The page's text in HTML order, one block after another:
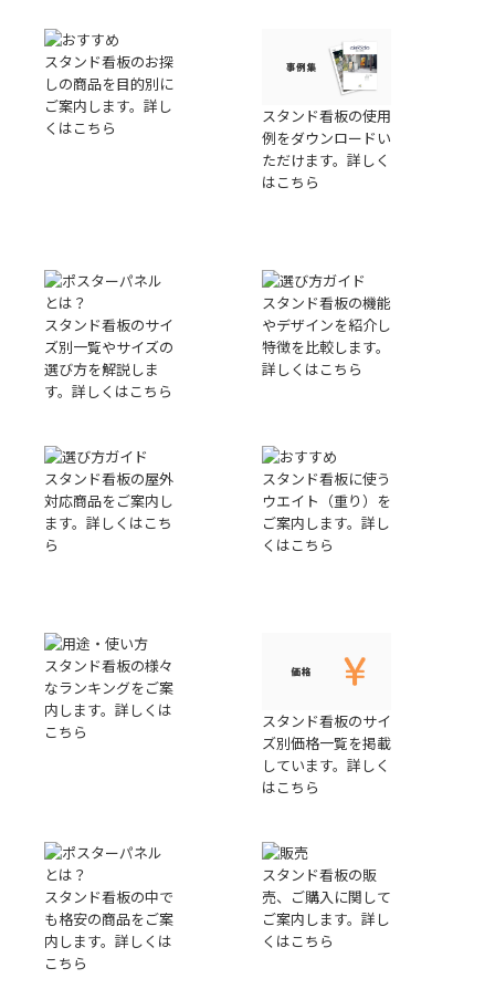
スタンド看板のお探
しの商品を目的別に
ご案内します。詳し
くはこちら
スタンド看板の使用
例をダウンロードい
ただけます。詳しく
はこちら
スタンド看板のサイ
ズ別一覧やサイズの
選び方を解説しま
す。詳しくはこちら
スタンド看板の機能
やデザインを紹介し
特徴を比較します。
詳しくはこちら
スタンド看板の屋外
対応商品をご案内し
ます。詳しくはこち
ら
スタンド看板に使う
ウエイト（重り）を
ご案内します。詳し
くはこちら
スタンド看板の様々
なランキングをご案
内します。詳しくは
こちら
スタンド看板のサイ
ズ別価格一覧を掲載
しています。詳しく
はこちら
スタンド看板の中で
も格安の商品をご案
内します。詳しくは
こちら
スタンド看板の販
売、ご購入に関して
ご案内します。詳し
くはこちら